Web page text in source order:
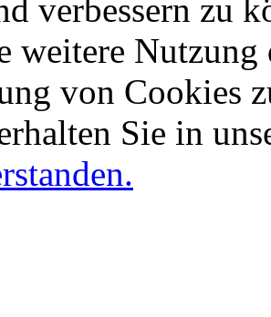
verbessern zu
weitere Nutzung
von Cookies
Sie in